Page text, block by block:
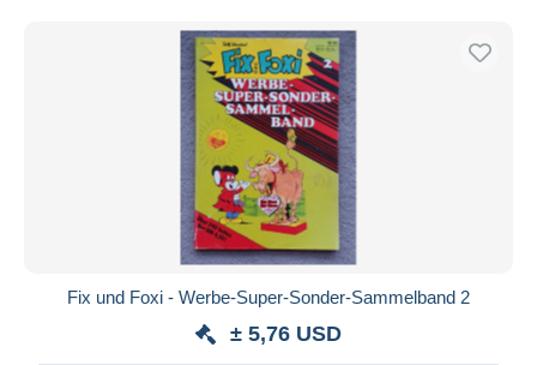
Fix und Foxi - Werbe-Super-Sonder-Sammelband 2
± 5,76 USD